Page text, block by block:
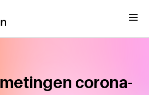
gaan
Menu
corona-